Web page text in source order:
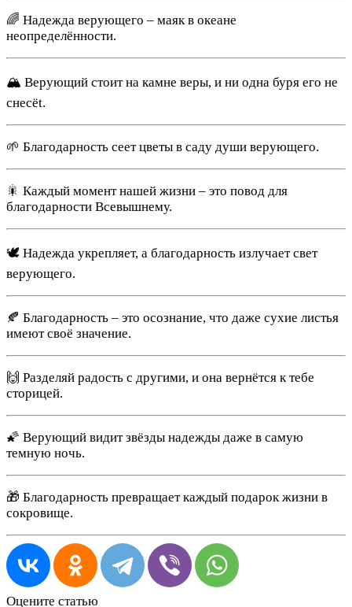
🌈 Надежда верующего – маяк в океане
неопределённости.
🏔️ Верующий стоит на камне веры, и ни одна буря его не
снесёt.
🌱 Благодарность сеет цветы в саду души верующего.
🎇 Каждый момент нашей жизни – это повод для
благодарности Всевышнему.
🕊️ Надежда укрепляет, а благодарность излучает свет
верующего.
🍂 Благодарность – это осознание, что даже сухие листья
имеют своё значение.
🙌 Разделяй радость с другими, и она вернётся к тебе
сторицей.
🌠 Верующий видит звёзды надежды даже в самую
темную ночь.
🎁 Благодарность превращает каждый подарок жизни в
сокровище.
Оцените статью